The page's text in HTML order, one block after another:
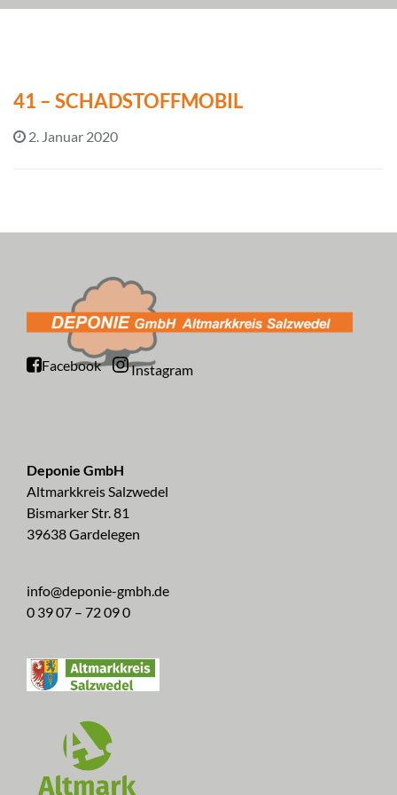
41 – SCHADSTOFFMOBIL
2. Januar 2020
Facebook Instagram
Deponie GmbH
Altmarkkreis Salzwedel
Bismarker Str. 81
39638 Gardelegen
info@deponie-gmbh.de
0 39 07 – 72 09 0